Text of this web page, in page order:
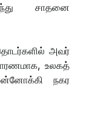
சாதனை
அவர்
உலகத்
நகர